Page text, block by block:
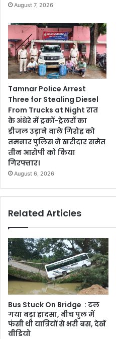
August 7, 2026
Tamnar Police Arrest
Three for Stealing Diesel
From Trucks at Night रात
के अंधेरे में ट्रकों-ट्रेलरों का
डीजल उड़ाने वाले गिरोह को
तमनार पुलिस ने खरीदार समेत
तीन आरोपी को किया
गिरफ्तार।
August 6, 2026
Related Articles
Bus Stuck On Bridge : टल
गया बड़ा हादसा, बीच पुल में
फंसी थी यात्रियों से भरी बस, देखें
वीडियो